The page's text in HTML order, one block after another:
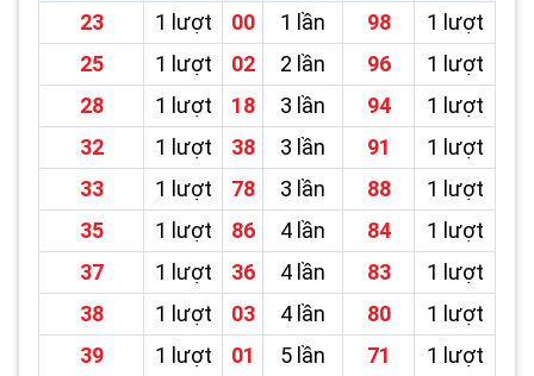
23
1 lượt 00 1 lần 98
1 lượt
25
1 lượt 02 2 lần 96
1 lượt
28
1 lượt 18 3 lần 94
1 lượt
32
1 lượt 38 3 lần 91
1 lượt
33
1 lượt 78 3 lần 88
1 lượt
35
1 lượt 86 4 lần 84
1 lượt
37
1 lượt 36 4 lần 83
1 lượt
38
1 lượt 03 4 lần 80
1 lượt
39
1 lượt 01 5 lần 71 1 lượt